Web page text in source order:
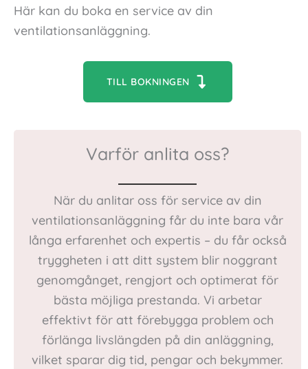
Här kan du boka en service av din
ventilationsanläggning.
TILL BOKNINGEN
Varför anlita oss?
När du anlitar oss för service av din
ventilationsanläggning får du inte bara vår
långa erfarenhet och expertis – du får också
tryggheten i att ditt system blir noggrant
genomgånget, rengjort och optimerat för
bästa möjliga prestanda. Vi arbetar
effektivt för att förebygga problem och
förlänga livslängden på din anläggning,
vilket sparar dig tid, pengar och bekymmer.